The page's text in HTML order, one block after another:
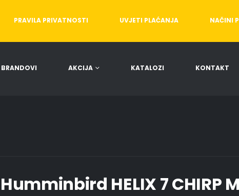
PRAVILA PRIVATNOSTI UVJETI PLAĆANJA NAČINI
BRANDOVI AKCIJA KATALOZI KONTAKT
Humminbird HELIX 7 CHIRP